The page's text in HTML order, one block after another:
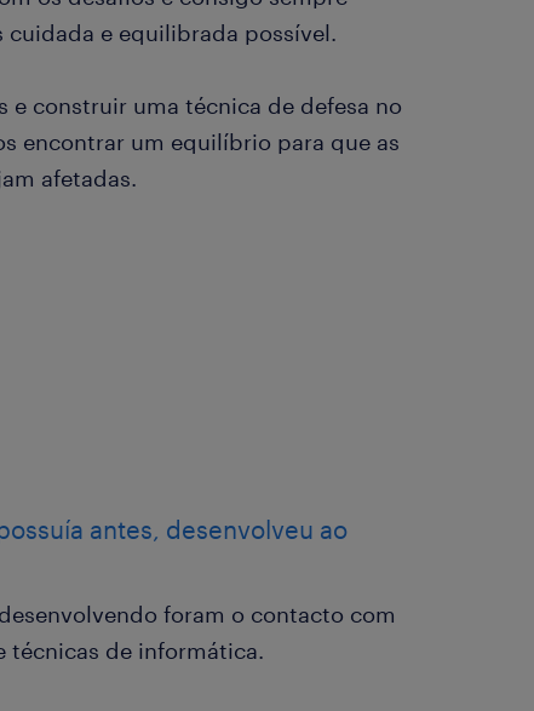
e equilibrada possível.
e construir uma técnica de defesa no
encontrar um equilíbrio para que as
afetadas.
antes, desenvolveu ao
foram o contacto com
técnicas de informática.